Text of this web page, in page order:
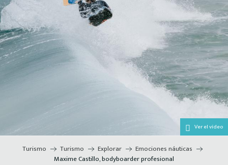
Ver el vídeo
Turismo Turismo Explorar
Emociones náuticas
Maxime Castillo, bodyboarder profesional